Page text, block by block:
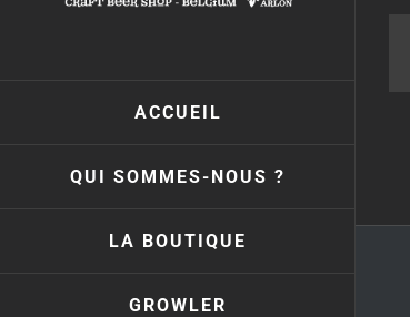
ACCUEIL
QUI SOMMES-NOUS ?
LA BOUTIQUE
GROWLER